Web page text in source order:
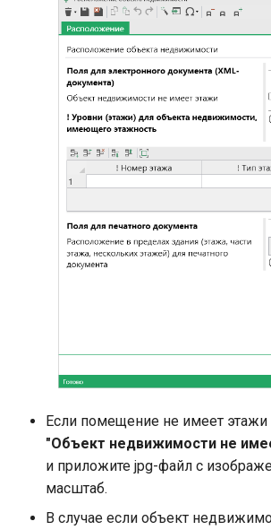
Если помещение не имеет этажи
"Объект недвижимости не
и приложите jpg-файл с
масштаб.
В случае если объект